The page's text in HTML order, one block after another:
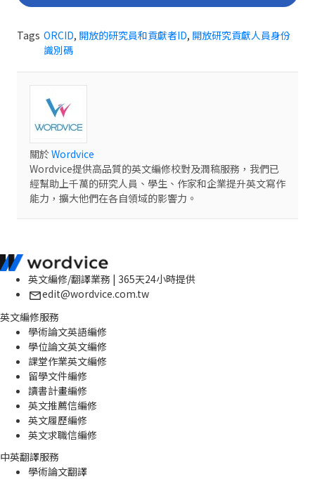
Tags ORCID, 開放的研究員和貢獻者ID, 開放研究貢獻人員身份
識別碼
關於Wordvice
Wordvice提供高品質的英文編修校對及潤稿服務，我們已
經幫助上千萬的研究人員、學生、作家和企業提升英文寫作
能力，擴大他們在各自領域的影響力。
英文編修/翻譯業務 | 365天24小時提供
edit@wordvice.com.tw
英文編修服務
學術論文英語編修
學位論文英文編修
課堂作業英文編修
留學文件編修
讀書計畫編修
英文推薦信編修
英文履歷編修
英文求職信編修
中英翻譯服務
學術論文翻譯